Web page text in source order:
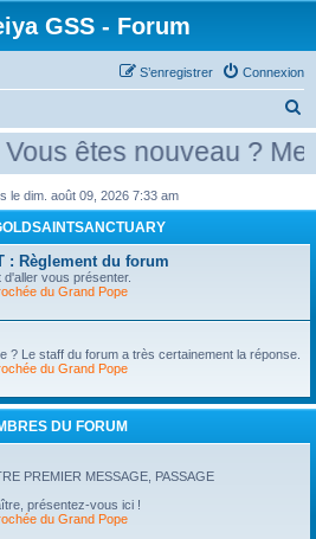
GSS - Forum
Connexion
S’enregistrer
e
c
r
êtes nouveau ?
le dim. août 09, 2026 7:33 am
: Règlement du forum
vous présenter.
du Grand Pope
? Le staff du forum a très certainement la réponse.
du Grand Pope
DU FORUM
PREMIER MESSAGE, PASSAGE
présentez-vous ici !
du Grand Pope